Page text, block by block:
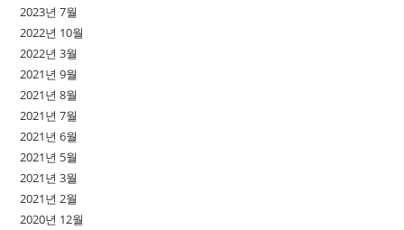
2023년 7월
2022년 10월
2022년 3월
2021년 9월
2021년 8월
2021년 7월
2021년 6월
2021년 5월
2021년 3월
2021년 2월
2020년 12월